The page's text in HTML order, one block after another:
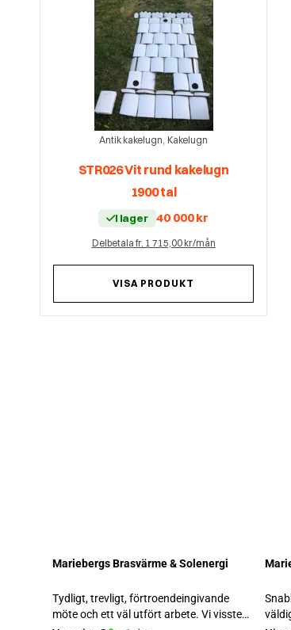
Antik kakelugn, Kakelugn
STR026 Vit rund kakelugn
1900 tal
I lager 40 000kr
Delbetala fr. 1 715,00 kr/mån
VISA PRODUKT